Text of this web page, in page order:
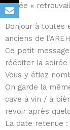
Soirée «
Bonjour à toutes
anciens de
Ce petit
rééditer la soirée
Vous y étiez
On garde la
cave à vin / à
revoir après
La date retenue :